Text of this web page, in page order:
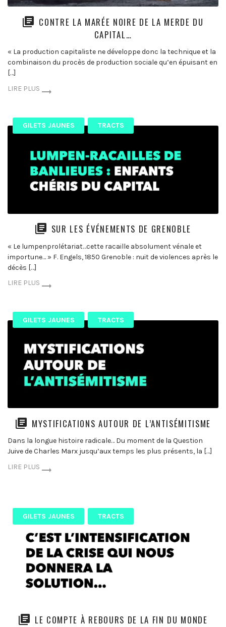
CONTRE LA MARÉE NOIRE DE LA MERDE DU
CAPITAL…
« La production capitaliste ne développe donc la technique et la
combinaison du procès de production sociale qu’en épuisant en
[…]
LIRE PLUS
GILETS JAUNES TRACTS
SUR LES ÉVÉNEMENTS DE GRENOBLE
« Le lumpenprolétariat…cette racaille absolument vénale et
importune… » F. Engels, 1850 Grenoble : nuit de violences après le
décès […]
LIRE PLUS
GILETS JAUNES TRACTS
MYSTIFICATIONS AUTOUR DE L’ANTISÉMITISME
Dans la longue histoire radicale… Du moment de la Question
Juive de Charles Marx jusqu’aux temps les plus présents, la […]
LIRE PLUS
GILETS JAUNES TRACTS
LE COMPTE À REBOURS DE LA FIN DU MONDE